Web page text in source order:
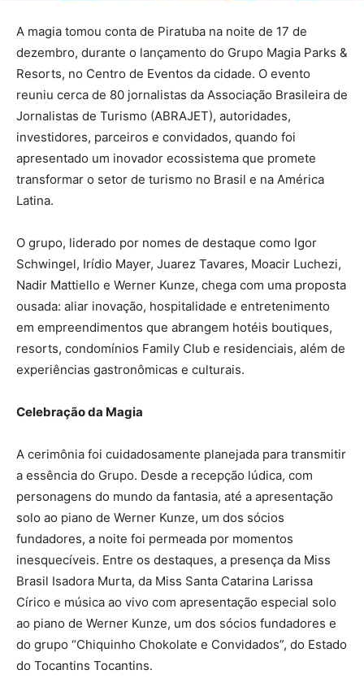
A magia tomou conta de Piratuba na noite de 17 de
dezembro, durante o lançamento do Grupo Magia Parks &
Resorts, no Centro de Eventos da cidade. O evento
reuniu cerca de 80 jornalistas da Associação Brasileira de
Jornalistas de Turismo (ABRAJET), autoridades,
investidores, parceiros e convidados, quando foi
apresentado um inovador ecossistema que promete
transformar o setor de turismo no Brasil e na América
Latina.
O grupo, liderado por nomes de destaque como Igor
Schwingel, Irídio Mayer, Juarez Tavares, Moacir Luchezi,
Nadir Mattiello e Werner Kunze, chega com uma proposta
ousada: aliar inovação, hospitalidade e entretenimento
em empreendimentos que abrangem hotéis boutiques,
resorts, condomínios Family Club e residenciais, além de
experiências gastronômicas e culturais.
Celebração da Magia
A cerimônia foi cuidadosamente planejada para transmitir
a essência do Grupo. Desde a recepção lúdica, com
personagens do mundo da fantasia, até a apresentação
solo ao piano de Werner Kunze, um dos sócios
fundadores, a noite foi permeada por momentos
inesquecíveis. Entre os destaques, a presença da Miss
Brasil Isadora Murta, da Miss Santa Catarina Larissa
Círico e música ao vivo com apresentação especial solo
ao piano de Werner Kunze, um dos sócios fundadores e
do grupo “Chiquinho Chokolate e Convidados”, do Estado
do Tocantins Tocantins.